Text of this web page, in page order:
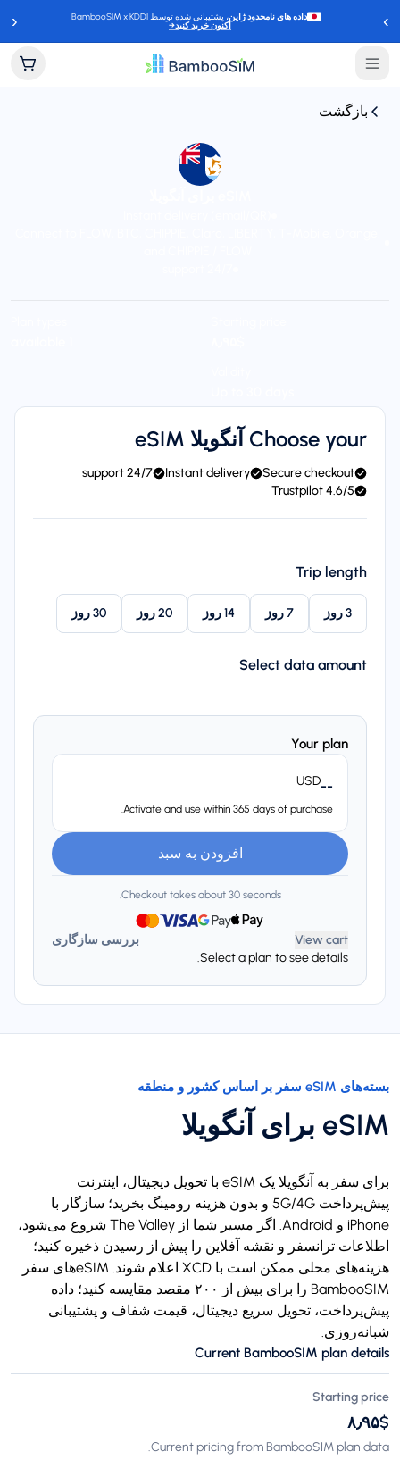
‹ داده های نامحدود ژاپن، پشتیبانی شده توسط BambooSIM x KDDI
اکنون خرید کنید→ ›
بازگشت
Choose your آنگویلا eSIM
Secure checkout
Instant delivery
24/7 support
4.6/5 Trustpilot
Trip length
3 روز 7 روز 14 روز 20 روز 30 روز
Select data amount
Your plan
--
USD
Activate and use within 365 days of purchase.
افزودن به سبد
Checkout takes about 30 seconds.
View cart
بررسی سازگاری
Select a plan to see details.
بسته‌های eSIM سفر بر اساس کشور و منطقه
eSIM برای آنگویلا
برای سفر به آنگویلا یک eSIM با تحویل دیجیتال، اینترنت
پیش‌پرداخت 5G/4G و بدون هزینه رومینگ بخرید؛ سازگار با
iPhone و Android. اگر مسیر شما از The Valley شروع می‌شود،
اطلاعات ترانسفر و نقشه آفلاین را پیش از رسیدن ذخیره کنید؛
هزینه‌های محلی ممکن است با XCD اعلام شوند. eSIMهای سفر
BambooSIM را برای بیش از ۲۰۰ مقصد مقایسه کنید؛ داده
پیش‌پرداخت، تحویل سریع دیجیتال، قیمت شفاف و پشتیبانی
شبانه‌روزی.
Current BambooSIM plan details
Starting price
$‎۸٫۹۵
Current pricing from BambooSIM plan data.